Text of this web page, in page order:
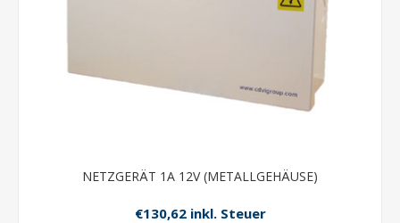
NETZGERÄT 1A 12V (METALLGEHÄUSE)
€130,62 inkl. Steuer